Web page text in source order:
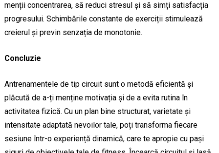
menții concentrarea, să reduci stresul și să simți satisfacția
progresului. Schimbările constante de exerciții stimulează
creierul și previn senzația de monotonie.
Concluzie
Antrenamentele de tip circuit sunt o metodă eficientă și
plăcută de a-ți menține motivația și de a evita rutina în
activitatea fizică. Cu un plan bine structurat, varietate și
intensitate adaptată nevoilor tale, poți transforma fiecare
sesiune într-o experiență dinamică, care te apropie cu pași